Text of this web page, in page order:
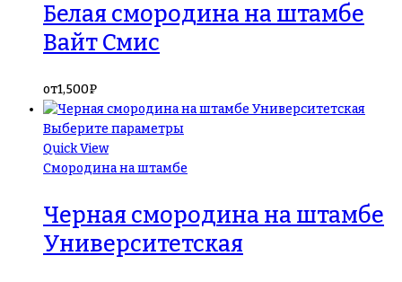
Белая смородина на штамбе
Вайт Смис
от1,500₽
Выберите параметры
Quick View
Смородина на штамбе
Черная смородина на штамбе
Университетская